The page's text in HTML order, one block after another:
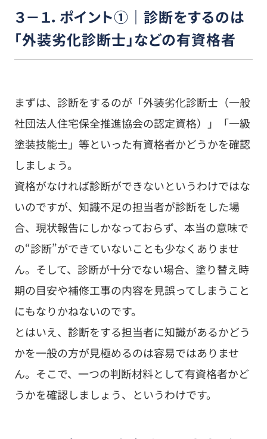
３－１．ポイント①｜診断をするのは
「外装劣化診断士」などの有資格者
まずは、診断をするのが「外装劣化診断士（一般
社団法人住宅保全推進協会の認定資格）」「一級
塗装技能士」等といった有資格者かどうかを確認
しましょう。
資格がなければ診断ができないというわけではな
いのですが、知識不足の担当者が診断をした場
合、現状報告にしかなっておらず、本当の意味で
の“診断”ができていないことも少なくありませ
ん。そして、診断が十分でない場合、塗り替え時
期の目安や補修工事の内容を見誤ってしまうこと
にもなりかねないのです。
とはいえ、診断をする担当者に知識があるかどう
かを一般の方が見極めるのは容易ではありませ
ん。そこで、一つの判断材料として有資格者かど
うかを確認しましょう、というわけです。